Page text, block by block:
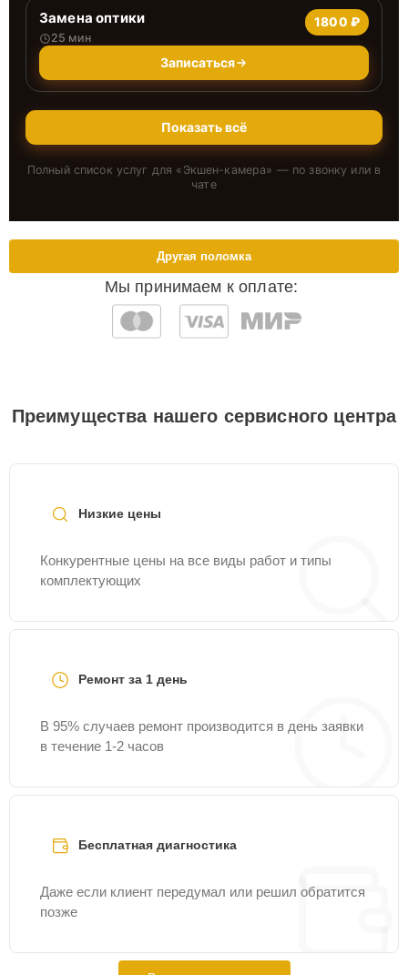
Замена оптики
25 мин
1800 ₽
Записаться
Показать всё
Полный список услуг для « Экшен-камера» — по звонку или в
чате
Мы принимаем к оплате:
Другая поломка
Преимущества нашего сервисного центра
Низкие цены
Конкурентные цены на все виды работ и типы
комплектующих
Ремонт за 1 день
В 95% случаев ремонт производится в день заявки
в течение 1-2 часов
Бесплатная диагностика
Даже если клиент передумал или решил обратится
позже